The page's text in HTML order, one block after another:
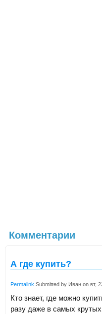
Комментарии
А где купить?
Permalink Submitted by Иван on вт,
Кто знает, где можно
разу даже в самых